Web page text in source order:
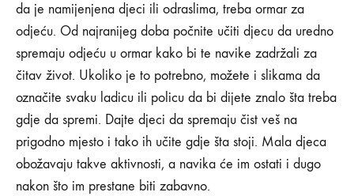
da je namijenjena djeci ili odraslima, treba ormar za
odjeću. Od najranijeg doba počnite učiti djecu da uredno
spremaju odjeću u ormar kako bi te navike zadržali za
čitav život. Ukoliko je to potrebno, možete i slikama da
označite svaku ladicu ili policu da bi dijete znalo šta treba
gdje da spremi. Dajte djeci da spremaju čist veš na
prigodno mjesto i tako ih učite gdje šta stoji. Mala djeca
obožavaju takve aktivnosti, a navika će im ostati i dugo
nakon što im prestane biti zabavno.